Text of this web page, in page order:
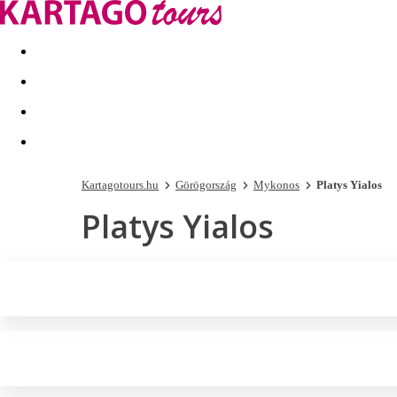
Kapcsolat Nyár 2026 Last Minute
Kartagotours.hu Görögország Mykonos Platys Yialos
Platys Yialos